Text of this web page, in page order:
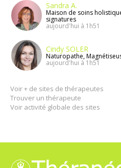
Sandra A.
Maison de soins
signatures
aujourd'hui à 1h51
Cindy SOLER
Naturopathe,
aujourd'hui à 1h51
Voir + de sites de thérapeutes
Trouver un thérapeute
Voir activité globale des sites